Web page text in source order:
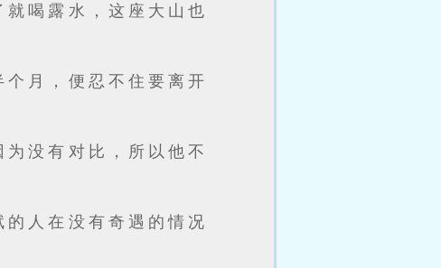
喝露水，这座大山也
月，便忍不住要离开
没有对比，所以他不
人在没有奇遇的情况